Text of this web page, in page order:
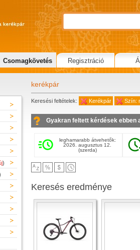
)
kerékpár
Keresési feltételek: Kerékpár Szín:
Gyakran feltett kérdések ebben
leghamarabb átvehetők:
2026. augusztus 12.
(szerda)
Keresés eredménye
Csomagkövetés Regisztráció